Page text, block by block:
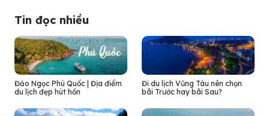
Tin đọc nhiều
Đảo Ngọc Phú Quốc | Địa điểm
du lịch đẹp hút hồn
Đi du lịch Vũng Tàu nên chọn
bãi Trước hay bãi Sau?